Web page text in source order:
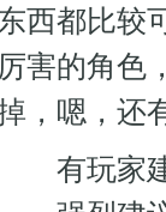
西都比较
厉害的角色
，嗯，还
有玩家